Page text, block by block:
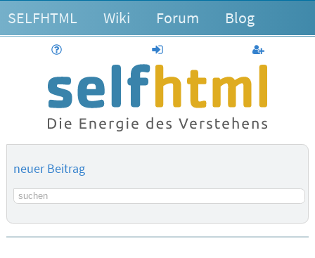
SELFHTML Wiki Forum Blog
anmelden
neuer Beitrag
Suchbegriff